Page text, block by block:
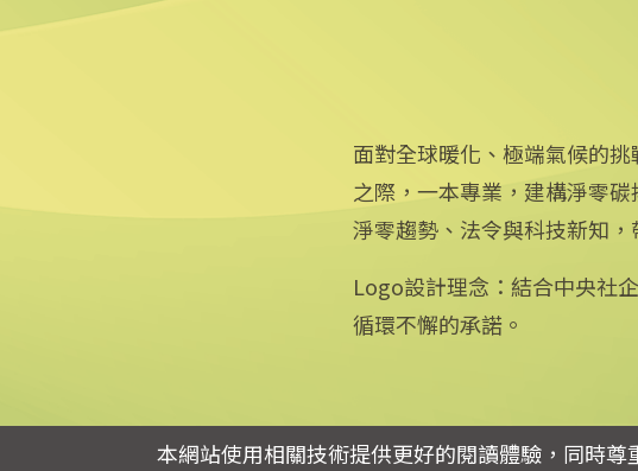
面對全球暖化、極端氣候的
之際，一本專業，建構淨零
淨零趨勢、法令與科技新知
Logo設計理念：結合中央社
循環不懈的承諾。
本網站使用相關技術提供更好的閱讀體驗，同時尊